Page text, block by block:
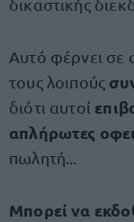
δικαστικής
Αυτό φέρνει σε
τους λοιπούς
διότι αυτοί
απλήρωτες
πωλητή...
Μπορεί να